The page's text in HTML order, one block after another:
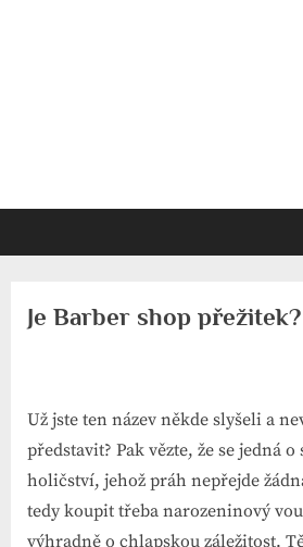
Je Barber shop přežitek?
Už jste ten název někde slyšeli a
představit? Pak vězte, že se jedná
holičství, jehož práh nepřejde
tedy koupit třeba narozeninový
výhradně o chlapskou záležitost.